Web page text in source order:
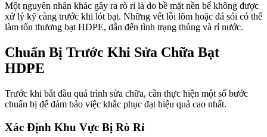
Một nguyên nhân khác gây ra rò rỉ là do bề mặt nền bể không được
xử lý kỹ càng trước khi lót bạt. Những vết lồi lõm hoặc đá sỏi có thể
làm tổn thương bạt HDPE, dẫn đến tình trạng thủng và rỉ nước.
Chuẩn Bị Trước Khi Sửa Chữa Bạt
HDPE
Trước khi bắt đầu quá trình sửa chữa, cần thực hiện một số bước
chuẩn bị để đảm bảo việc khắc phục đạt hiệu quả cao nhất.
Xác Định Khu Vực Bị Rò Rỉ